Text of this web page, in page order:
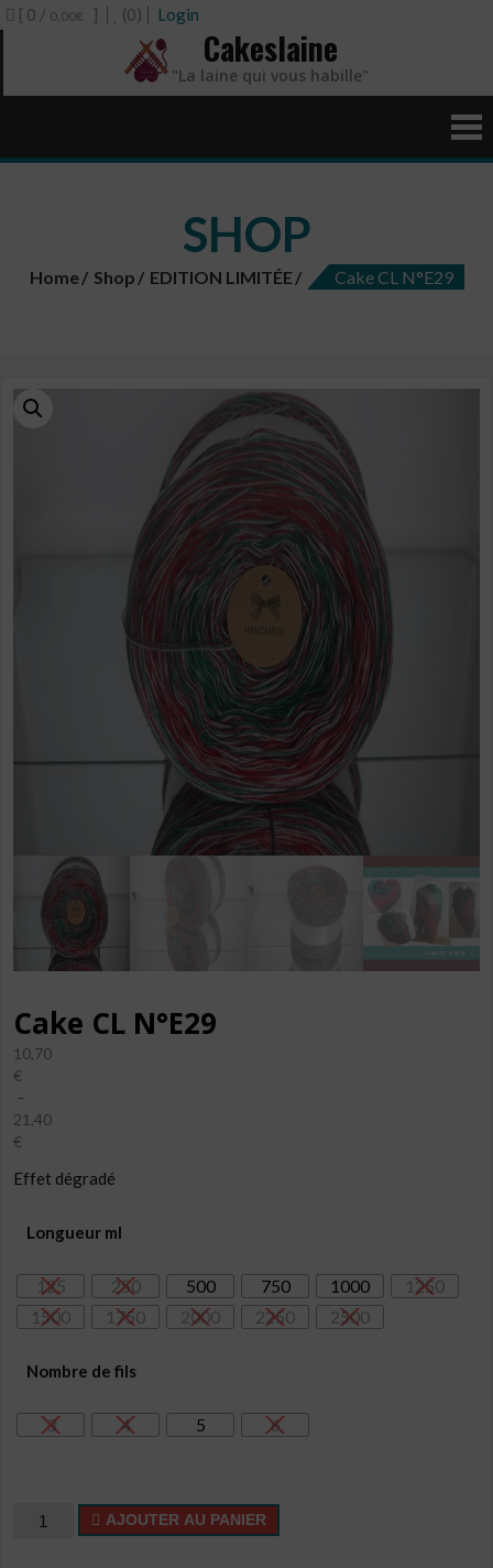
[ 0 / 0,00€ ] (0) Login
Cakeslaine
"La laine qui vous habille"
SHOP
Home Shop EDITION LIMITÉE Cake CL N°E29
Cake CL N°E29
10,70
€
–
21,40
€
de
10,70€
21,40€
Effet dégradé
Longueur ml
125 250 500 750 1000
1250
1500
1750 2000 2250 2500
Nombre de fils
3 4 5 6
quantité
AJOUTER AU PANIER